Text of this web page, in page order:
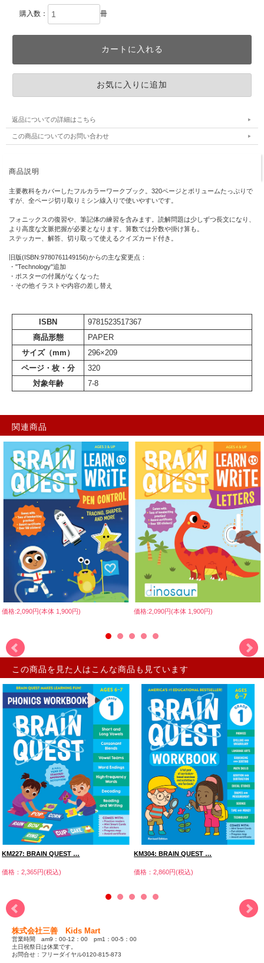
購入数： 冊
返品についての詳細はこちら
この商品についてのお問い合わせ
商品説明
主要教科をカバーしたフルカラーワークブック。320ページとボリュームたっぷりで
すが、全ページ切り取りミシン線入りで使いやすいです。
フォニックスの復習や、筆記体の練習を含みます。読解問題は少しずつ長文になり、
より高度な文脈把握が必要となります。算数では分数や掛け算も。
ステッカー、解答、切り取って使えるクイズカード付き。
旧版(ISBN:9780761149156)からの主な変更点：
・"Technology"追加
・ポスターの付属がなくなった
・その他イラストや内容の差し替え
ISBN
9781523517367
商品形態
PAPER
サイズ（mm）
296×209
ページ・枚・分
320
対象年齢
7-8
関連商品
価格:2,090円(本体 1,900円) 価格:2,090円(本体 1,900円)
この商品を見た人はこんな商品も見ています
KM227: BRAIN QUEST …
価格：2,365円(税込)
KM304: BRAIN QUEST …
価格：2,860円(税込)
株式会社三善 Kids Mart
営業時間 am9：00-12：00 pm1：00-5：00
土日祝祭日は休業です。
お問合せ：フリーダイヤル0120-815-873